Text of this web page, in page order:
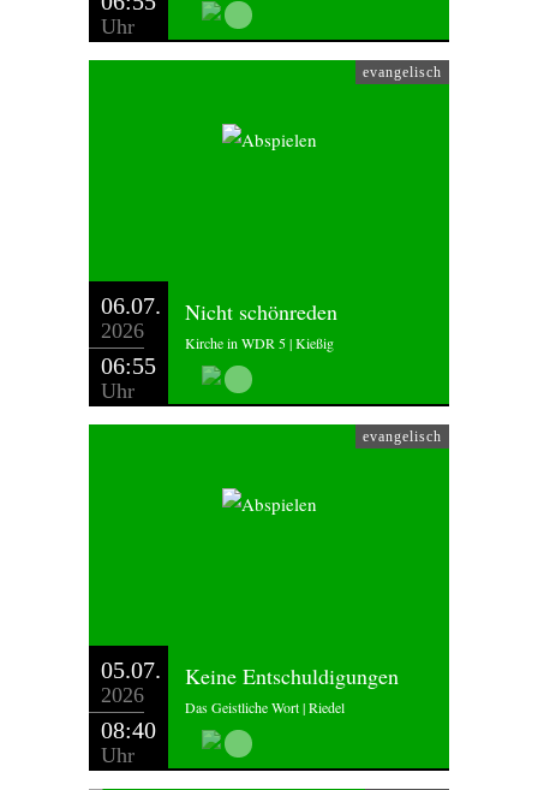
Uhr
evangelisch
06.07.
2026
06:55
Uhr
Nicht schönreden
Kirche in WDR 5 | Kießig
evangelisch
05.07.
2026
08:40
Uhr
Keine Entschuldigungen
Das Geistliche Wort | Riedel